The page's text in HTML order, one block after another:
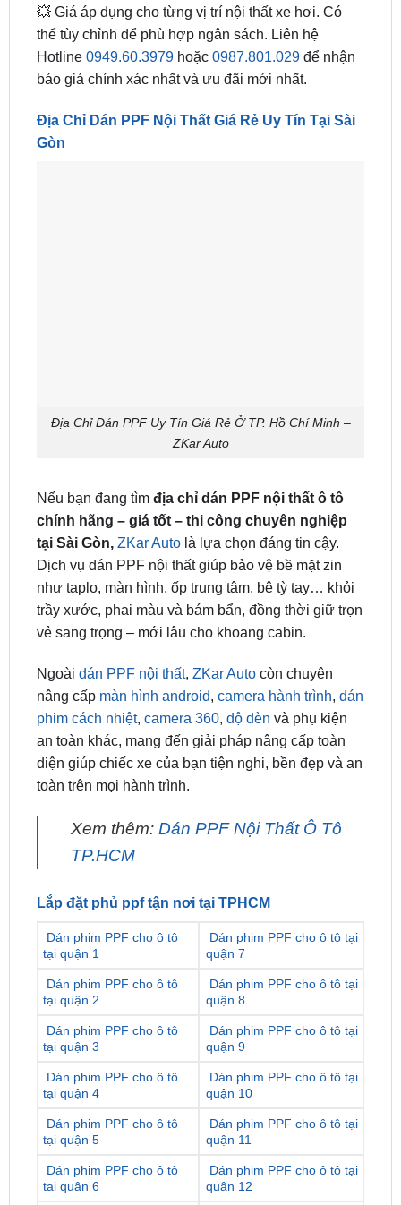
💥 Giá áp dụng cho từng vị trí nội thất xe hơi. Có
thể tùy chỉnh để phù hợp ngân sách. Liên hệ
Hotline 0949.60.3979hoặc 0987.801.029để nhận
báo giá chính xác nhất và ưu đãi mới nhất.
Địa Chỉ Dán PPF Nội Thất Giá Rẻ Uy Tín Tại Sài
Gòn
Địa Chỉ Dán PPF Uy Tín Giá Rẻ Ở TP. Hồ Chí Minh –
ZKar Auto
Nếu bạn đang tìm địa chỉ dán PPF nội thất ô tô
chính hãng – giá tốt – thi công chuyên nghiệp
tại Sài Gòn, ZKar Autolà lựa chọn đáng tin cậy.
Dịch vụ dán PPF nội thất giúp bảo vệ bề mặt zin
như taplo, màn hình, ốp trung tâm, bệ tỳ tay… khỏi
trầy xước, phai màu và bám bẩn, đồng thời giữ trọn
vẻ sang trọng – mới lâu cho khoang cabin.
Ngoài dán PPF nội thất, ZKar Autocòn chuyên
nâng cấp màn hình android, camera hành trình, dán
phim cách nhiệt, camera 360, độ đèn và phụ kiện
an toàn khác, mang đến giải pháp nâng cấp toàn
diện giúp chiếc xe của bạn tiện nghi, bền đẹp và an
toàn trên mọi hành trình.
Xem thêm: Dán PPF Nội Thất Ô Tô
TP.HCM
Lắp đặt phủ ppf tận nơi tại TPHCM
Dán phim PPF cho ô tô
tại quận 1
Dán phim PPF cho ô tô tại
quận 7
Dán phim PPF cho ô tô
tại quận 2
Dán phim PPF cho ô tô tại
quận 8
Dán phim PPF cho ô tô
tại quận 3
Dán phim PPF cho ô tô tại
quận 9
Dán phim PPF cho ô tô
tại quận 4
Dán phim PPF cho ô tô tại
quận 10
Dán phim PPF cho ô tô
tại quận 5
Dán phim PPF cho ô tô tại
quận 11
Dán phim PPF cho ô tô
tại quận 6
Dán phim PPF cho ô tô tại
quận 12